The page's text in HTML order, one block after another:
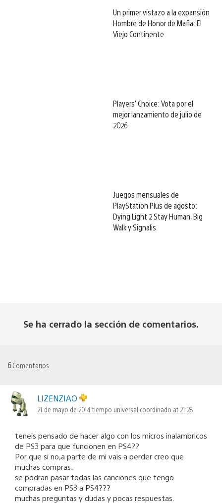
Un primer vistazo a la expansión
Hombre de Honor de Mafia: El
Viejo Continente
Players’ Choice: Vota por el
mejor lanzamiento de julio de
2026
Juegos mensuales de
PlayStation Plus de agosto:
Dying Light 2 Stay Human, Big
Walk y Signalis
Se ha cerrado la sección de comentarios.
6Comentarios
LIZENZIAO
21 de mayo de 2014 tiempo universal coordinado at 21:28
teneis pensado de hacer algo con los micros inalambricos
de PS3 para que funcionen en PS4??
Por que si no,a parte de mi vais a perder creo que
muchas compras.
se podran pasar todas las canciones que tengo
compradas en PS3 a PS4???
muchas preguntas y dudas y pocas respuestas.